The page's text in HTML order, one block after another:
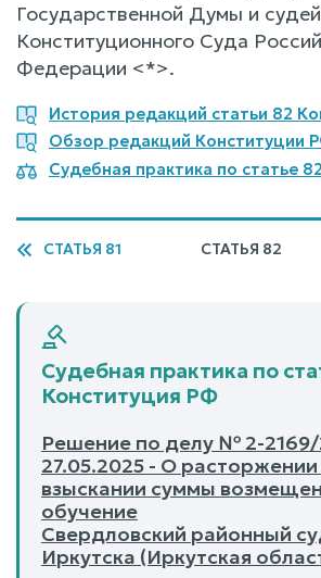
Государственной Думы и судей
Конституционного Суда
Федерации <*>.
История редакций статьи 82
Обзор редакций Конституции
Судебная практика по статье
СТАТЬЯ 81 СТАТЬЯ 82
Судебная практика по
Конституция РФ
Решение по делу № 2-2169/
27.05.2025 - О
взыскании суммы
обучение
Свердловский районный
Иркутска (Иркутская